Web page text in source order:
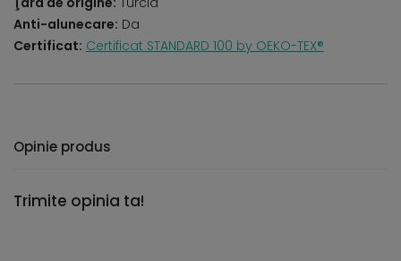
Anti-alunecare: Da
Certificat: Certificat STANDARD 100 by OEKO-TEX®
Opinie produs
Trimite opinia ta!